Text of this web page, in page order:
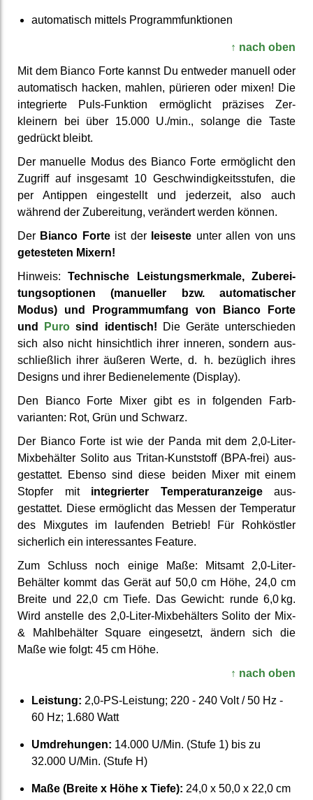
auto­matisch mittels Programm­funktionen
↑ nach oben
Mit dem Bianco Forte kannst Du entweder manuell oder
auto­matisch hacken, mahlen, pürieren oder mixen! Die
inte­grierte Puls-Funktion ermög­licht präzises Zer­
kleinern bei über 15.000 U./min., solange die Taste
gedrückt bleibt.
Der manuelle Modus des Bianco Forte ermög­licht den
Zugriff auf insgesamt 10 Ge­schwindig­keits­stufen, die
per Antippen ein­gestellt und jederzeit, also auch
während der Zu­berei­tung, verändert werden können.
Der Bianco Forteist der leiseste unter allen von uns
ge­testeten Mixern!
Hinweis:Tech­nische Leistungs­merkmale, Zu­berei­
tungs­optionen (manueller bzw. auto­matischer
Modus) und Programm­umfang von Bianco Forte
und
Purosind identisch! Die Geräte unter­schieden
sich also nicht hin­sicht­lich ihrer inneren, sondern aus­
schließ­lich ihrer äußeren Werte, d. h. bezüg­lich ihres
Designs und ihrer Bedien­elemente (Display).
Den Bianco Forte Mixer gibt es in folgenden Farb­
varianten: Rot, Grün und Schwarz.
Der Bianco Forte ist wie der Panda mit dem 2,0-Liter-
Mix­behälter Solito aus Tritan-Kunst­stoff (BPA-frei) aus­
gestattet. Ebenso sind diese beiden Mixer mit einem
Stopfer mit inte­grierter Temperatur­anzeigeaus­
gestattet. Diese ermög­licht das Messen der Temperatur
des Mixgutes im laufenden Betrieb! Für Roh­köstler
sicher­lich ein interes­santes Feature.
Zum Schluss noch einige Maße: Mitsamt 2,0-Liter-
Behälter kommt das Gerät auf 50,0 cm Höhe, 24,0 cm
Breite und 22,0 cm Tiefe. Das Gewicht: runde 6,0 kg.
Wird anstelle des 2,0-Liter-Mix­behälters Solito der Mix-
& Mahl­behälter Square ein­gesetzt, ändern sich die
Maße wie folgt: 45 cm Höhe.
↑ nach oben
Leistung: 2,0-PS-Leistung; 220 - 240 Volt / 50 Hz -
60 Hz; 1.680 Watt
Um­drehungen: 14.000 U/Min. (Stufe 1) bis zu
32.000 U/Min. (Stufe H)
Maße (Breite x Höhe x Tiefe): 24,0 x 50,0 x 22,0 cm